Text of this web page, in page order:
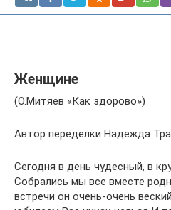
Женщине
(О.Митяев «Как здорово»)
Автор переделки Надежда
Сегодня в день чудесный, в
Собрались мы все вместе
встречи он очень-очень